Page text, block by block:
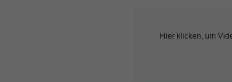
Hier klicken, um